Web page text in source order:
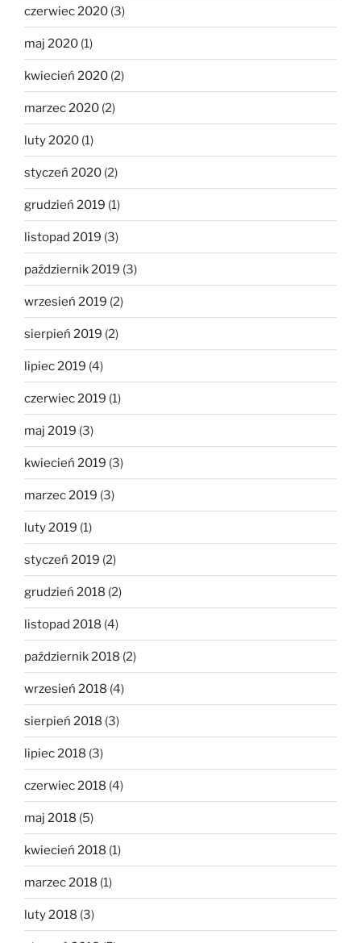
czerwiec 2020 (3)
maj 2020 (1)
kwiecień 2020 (2)
marzec 2020 (2)
luty 2020 (1)
styczeń 2020 (2)
grudzień 2019 (1)
listopad 2019 (3)
październik 2019 (3)
wrzesień 2019 (2)
sierpień 2019 (2)
lipiec 2019 (4)
czerwiec 2019 (1)
maj 2019 (3)
kwiecień 2019 (3)
marzec 2019 (3)
luty 2019 (1)
styczeń 2019 (2)
grudzień 2018 (2)
listopad 2018 (4)
październik 2018 (2)
wrzesień 2018 (4)
sierpień 2018 (3)
lipiec 2018 (3)
czerwiec 2018 (4)
maj 2018 (5)
kwiecień 2018 (1)
marzec 2018 (1)
luty 2018 (3)